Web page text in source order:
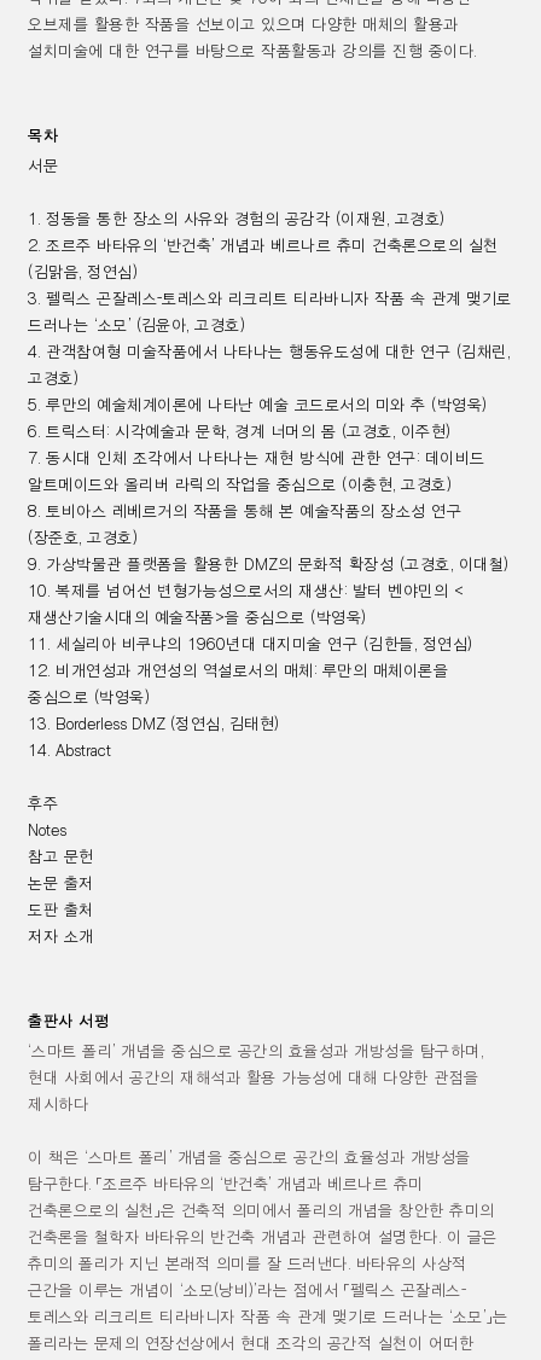
오브제를 활용한 작품을 선보이고 있으며 다양한 매체의 활용과
설치미술에 대한 연구를 바탕으로 작품활동과 강의를 진행 중이다
목차
서문
1.정동을 통한 장소의 사유와 경험의 공감각 (이재원
고경호)
2. 조르주 바타유의 ‘반건축’ 개념과 베르나르 츄미 건축론으로의 실천
( 김맑음 ,정연심)
3.펠릭스 곤잘레스-토레스와 리크리트 티라바니자 작품 속 관계 맺기로
드러나는 ‘소모 ’ (김윤아 ,고경호)
4. 관객참여형 미술작품에서 나타나는 행동유도성에 대한 연구 (김채린
고경호)
5.루만의 예술체계이론에 나타난 예술 코드로서의 미와 추 ( 박영욱)
6.
트릭스터 : 시각예술과 문학 경계 너머의 몸 (고경호
이주현)
7.동시대 인체 조각에서 나타나는 재현 방식에 관한 연구: 데이비드
알트메이드와 올리버 라릭의 작업을 중심으로 ( 이충현 ,고경호)
8.
토비아스 레베르거의 작품을 통해 본 예술작품의 장소성 연구
(장준호 ,고경호)
9. 가상박물관 플랫폼을 활용한 DMZ의 문화적 확장성 (고경호
이대철)
10.복제를 넘어선 변형가능성으로서의 재생산: 발터 벤야민의 <
재생산기술시대의 예술작품>을 중심으로 ( 박영욱)
11. 세실리아 비쿠냐의 1960년대 대지미술 연구 (김한들
정연심)
12. 비개연성과 개연성의 역설로서의 매체 : 루만의 매체이론을
중심으로 (박영욱)
13. Borderless DMZ (정연심
김태현)
14. Abstract
후주
Notes
참고 문헌
논문 출저
도판 출처
저자 소개
출판사 서평
‘스마트 폴리 ’ 개념을 중심으로 공간의 효율성과 개방성을 탐구하며
현대 사회에서 공간의 재해석과 활용 가능성에 대해 다양한 관점을
제시하다
이 책은 ‘스마트 폴리 ’ 개념을 중심으로 공간의 효율성과 개방성을
탐구한다 .「조르주 바타유의 ‘반건축’ 개념과 베르나르 츄미
건축론으로의 실천 」은 건축적 의미에서 폴리의 개념을 창안한 츄미의
건축론을 철학자 바타유의 반건축 개념과 관련하여 설명한다
이 글은
츄미의 폴리가 지닌 본래적 의미를 잘 드러낸다
바타유의 사상적
근간을 이루는 개념이 ‘소모 (낭비 )’라는 점에서 「펠릭스 곤잘레스 -
토레스와 리크리트 티라바니자 작품 속 관계 맺기로 드러나는 ‘소모 ’ 」는
폴리라는 문제의 연장선상에서 현대 조각의 공간적 실천이 어떠한